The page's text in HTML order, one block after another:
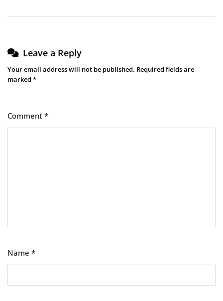
Leave a Reply
Your email address will not be published. Required fields are
marked *
Comment *
Name *